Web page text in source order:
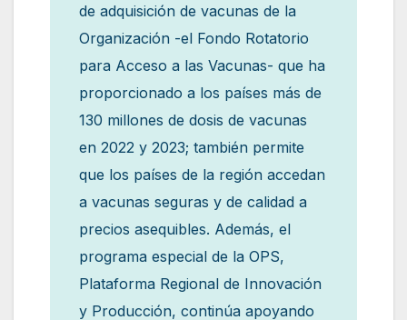
de adquisición de vacunas de la
Organización -el Fondo Rotatorio
para Acceso a las Vacunas- que ha
proporcionado a los países más de
130 millones de dosis de vacunas
en 2022 y 2023; también permite
que los países de la región accedan
a vacunas seguras y de calidad a
precios asequibles. Además, el
programa especial de la OPS,
Plataforma Regional de Innovación
y Producción, continúa apoyando